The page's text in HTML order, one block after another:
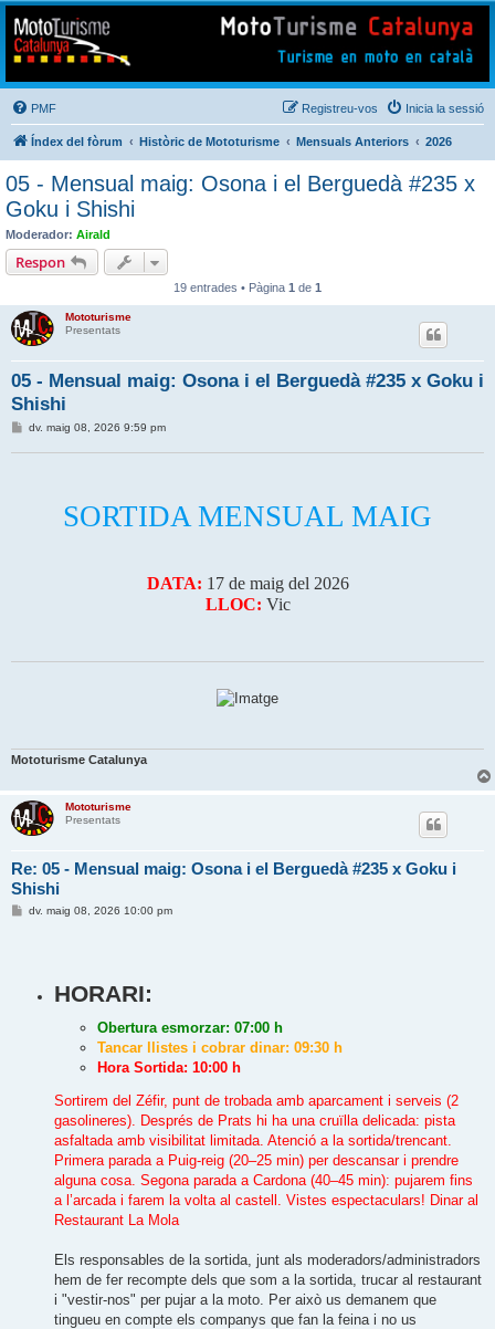
Mototurisme
Turisme en moto en català
PMF Inicia la sessió
Registreu-vos
Índex del fòrum Històric de Mototurisme Mensuals Anteriors 2026
05 - Mensual maig: Osona i el Berguedà #235 x
Goku i Shishi
Moderador: Airald
Respon
19 entrades • Pàgina 1 de 1
Mototurisme
Presentats
05 - Mensual maig: Osona i el Berguedà #235 x Goku i
Shishi
E
t
dv. maig 08, 2026 9:59 pm
SORTIDA MENSUAL MAIG
DATA: 17 de maig del 2026
LLOC: Vic
Mototurisme Catalunya
Mototurisme
Presentats
Re: 05 - Mensual maig: Osona i el Berguedà #235 x Goku i
Shishi
Edv. maig 08, 2026 10:00 pm
HORARI:
Obertura esmorzar: 07:00 h
Tancar llistes i cobrar dinar: 09:30 h
Hora Sortida: 10:00 h
Sortirem del Zéfir, punt de trobada amb aparcament i serveis (2
gasolineres). Després de Prats hi ha una cruïlla delicada: pista
asfaltada amb visibilitat limitada. Atenció a la sortida/trencant.
Primera parada a Puig-reig (20–25 min) per descansar i prendre
alguna cosa. Segona parada a Cardona (40–45 min): pujarem fins
a l’arcada i farem la volta al castell. Vistes espectaculars! Dinar al
Restaurant La Mola
Els responsables de la sortida, junt als moderadors/administradors
hem de fer recompte dels que som a la sortida, trucar al restaurant
i "vestir-nos" per pujar a la moto. Per això us demanem que
tingueu en compte els companys que fan la feina i no us